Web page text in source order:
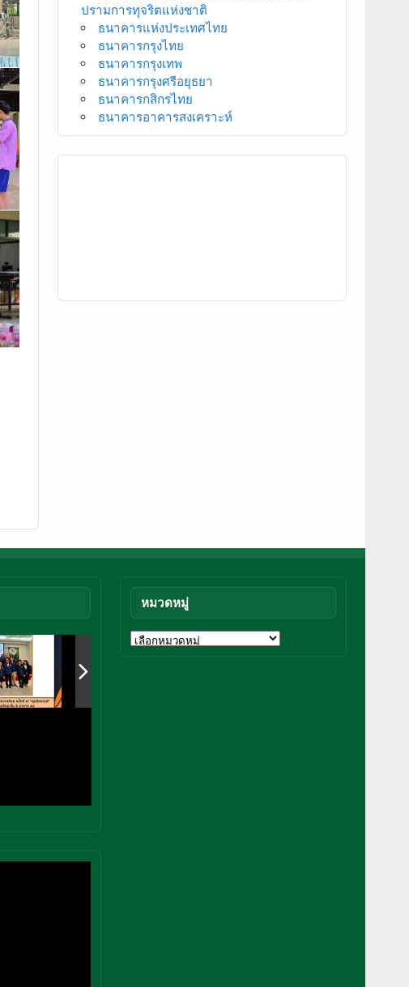
ปรามการทุจริตแห่งชาติ
ธนาคารแห่งประเทศไทย
ธนาคารกรุงไทย
ธนาคารกรุงเทพ
ธนาคารกรุงศรีอยุธยา
ธนาคารกสิกรไทย
ธนาคารอาคารสงเคราะห์
หมวดหมู่
หมวด
หมู่